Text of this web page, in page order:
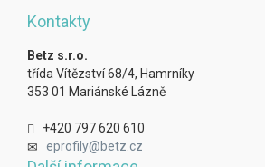
Kontakty
Betz s.r.o.
třída Vítězství 68/4, Hamrníky
353 01 Mariánské Lázně
+420 797 620 610
eprofily@betz.cz